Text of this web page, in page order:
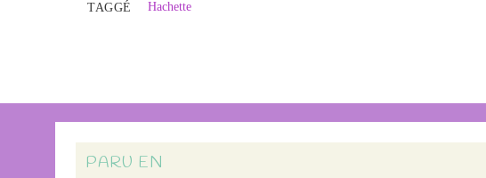
TAGGÉ Hachette
PARU EN